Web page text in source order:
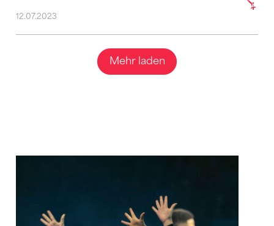
12.07.2023
Mehr laden